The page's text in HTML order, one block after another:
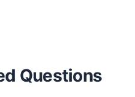
Questions